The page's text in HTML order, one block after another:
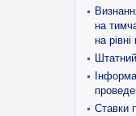
на
на
Ставки